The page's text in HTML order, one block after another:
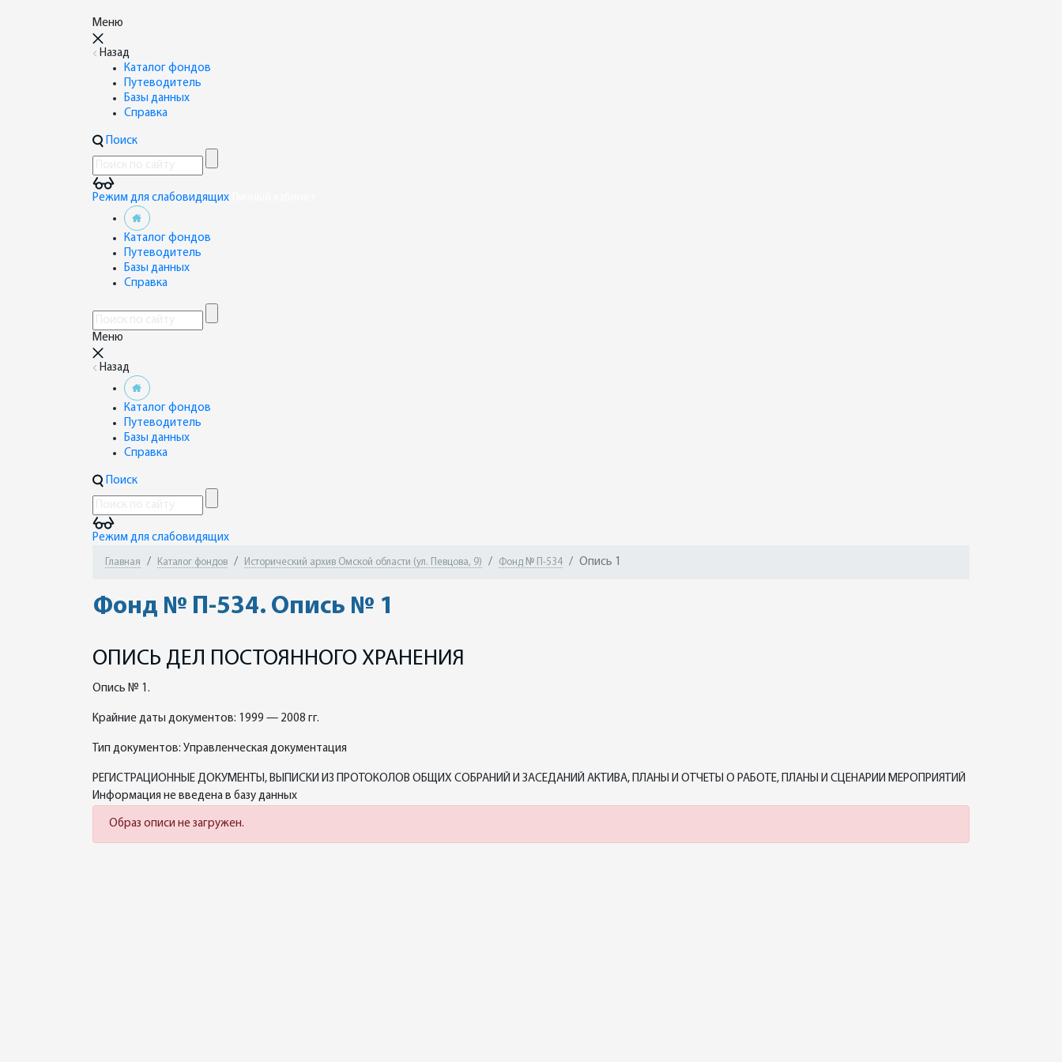
Меню
Назад
Каталог фондов
Путеводитель
Базы данных
Справка
Поиск
Режим для слабовидящих
Каталог фондов
Путеводитель
Базы данных
Справка
Меню
Назад
Каталог фондов
Путеводитель
Базы данных
Справка
Поиск
Режим для слабовидящих
Главная Каталог фондов Исторический архив Омской области (ул. Певцова, 9) Фонд № П-534 Опись 1
Фонд № П-534. Опись № 1
ОПИСЬ ДЕЛ ПОСТОЯННОГО ХРАНЕНИЯ
Опись № 1.
Крайние даты документов: 1999 — 2008 гг.
Тип документов: Управленческая документация
РЕГИСТРАЦИОННЫЕ ДОКУМЕНТЫ, ВЫПИСКИ ИЗ ПРОТОКОЛОВ ОБЩИХ СОБРАНИЙ И ЗАСЕДАНИЙ АКТИВА, ПЛАНЫ И ОТЧЕТЫ О РАБОТЕ, ПЛАНЫ И СЦЕНАРИИ МЕРОПРИЯТИЙ
Информация не введена в базу данных
Образ описи не загружен.